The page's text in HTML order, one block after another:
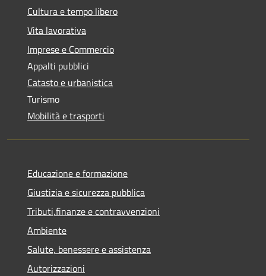
Cultura e tempo libero
Vita lavorativa
Imprese e Commercio
Appalti pubblici
Catasto e urbanistica
Turismo
Mobilità e trasporti
Educazione e formazione
Giustizia e sicurezza pubblica
Tributi,finanze e contravvenzioni
Ambiente
Salute, benessere e assistenza
Autorizzazioni